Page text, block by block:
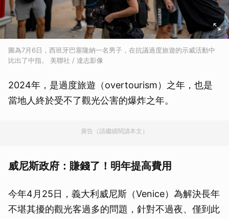
圖為7月6日，西班牙巴塞隆納一名男子，在抗議過度旅遊的示威活動中
比出了中指。 美聯社 / 達志影像
2024年，是過度旅遊（overtourism）之年，也是
當地人終於受不了觀光公害的爆炸之年。
廣告（請繼續閱讀本文）
威尼斯政府：賺錢了！明年提高費用
今年4月25日，義大利威尼斯（Venice）為解決長年
不堪其擾的觀光客過多的問題，針對不過夜、僅到此